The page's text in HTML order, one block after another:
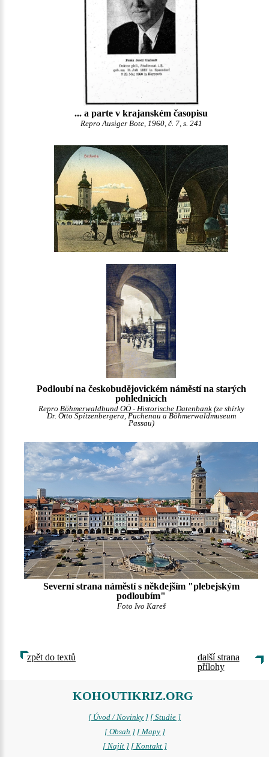
... a parte v krajanském časopisu
Repro Ausiger Bote, 1960, č. 7, s. 241
Podloubí na českobudějovickém náměstí na starých
pohlednicích
Repro Böhmerwaldbund OÖ - Historische Datenbank(ze sbírky
Dr. Otto Spitzenbergera, Puchenau a Böhmerwaldmuseum
Passau)
Severní strana náměstí s někdejším "plebejským
podloubím"
Foto Ivo Kareš
zpět do textů
další strana
přílohy
KOHOUTIKRIZ.ORG
[ Úvod / Novinky ] [ Studie ]
[ Obsah ] [ Mapy ]
[ Najít ] [ Kontakt ]